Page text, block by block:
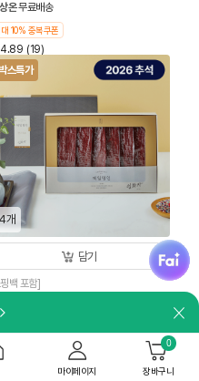
상온무료배송
10% 중복쿠폰
4.89 (19)
스특가
4개
담기
백 포함]
X4개
원
원
fai
마이페이지 장바구니
0